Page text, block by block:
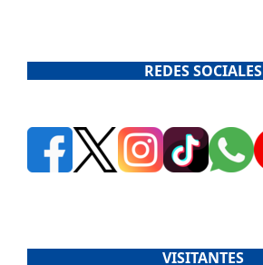
REDES SOCIALES
VISITANTES